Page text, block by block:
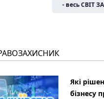
- весь СВІТ
Які
бізнесу